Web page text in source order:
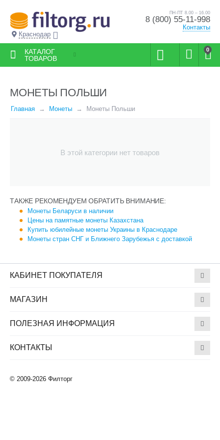
Краснодар
ПН-ПТ 8.00 – 16.00
8 (800) 55-11-998
Контакты
0
КАТАЛОГ
ТОВАРОВ
МОНЕТЫ ПОЛЬШИ
Главная Монеты Монеты Польши
В этой категории нет товаров
ТАКЖЕ РЕКОМЕНДУЕМ ОБРАТИТЬ ВНИМАНИЕ:
Монеты Беларуси в наличии
Цены на памятные монеты Казахстана
Купить юбилейные монеты Украины в Краснодаре
Монеты стран СНГ и Ближнего Зарубежья с доставкой
КАБИНЕТ ПОКУПАТЕЛЯ
МАГАЗИН
ПОЛЕЗНАЯ ИНФОРМАЦИЯ
КОНТАКТЫ
© 2009-2026 Филторг